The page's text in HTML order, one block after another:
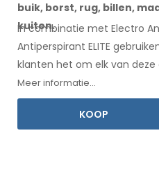
buik, borst, rug, billen,
kuiten.
In combinatie met Electro
Antiperspirant ELITE
klanten het om elk van deze
Eengebruiksaanwijzing
Meer informatie...
KOOP